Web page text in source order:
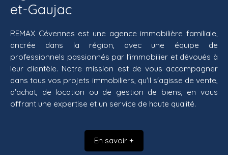
et-Gaujac
REMAX Cévennes est une agence immobilière familiale,
ancrée dans la région, avec une équipe de
professionnels passionnés par l'immobilier et dévoués à
leur clientèle. Notre mission est de vous accompagner
dans tous vos projets immobiliers, qu'il s'agisse de vente,
d'achat, de location ou de gestion de biens, en vous
offrant une expertise et un service de haute qualité.
En savoir +